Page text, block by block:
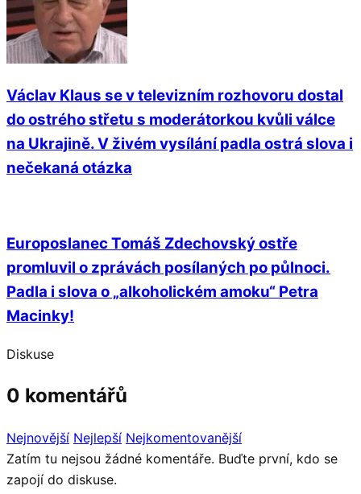
Václav Klaus se v televizním rozhovoru dostal
do ostrého střetu s moderátorkou kvůli válce
na Ukrajině. V živém vysílání padla ostrá slova i
nečekaná otázka
Europoslanec Tomáš Zdechovský ostře
promluvil o zprávách posílaných po půlnoci.
Padla i slova o „alkoholickém amoku“ Petra
Macinky!
Diskuse
0 komentářů
Nejnovější Nejlepší Nejkomentovanější
Zatím tu nejsou žádné komentáře. Buďte první, kdo se
zapojí do diskuse.